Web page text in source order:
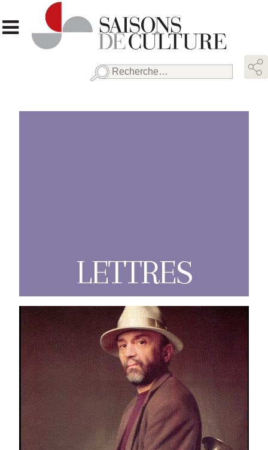
LETTRES